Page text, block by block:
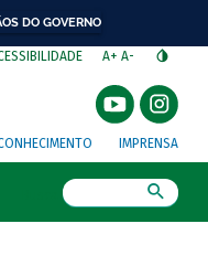
DO GOVERNO
A+ A-
IMPRENSA